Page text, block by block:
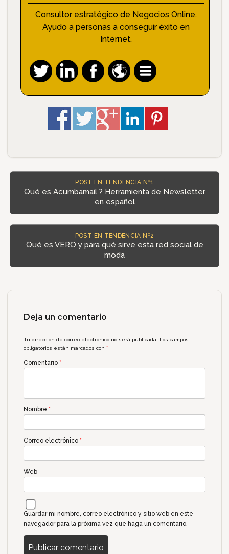
Consultor estratégico de Negocios Online.
Ayudo a personas a conseguir éxito en
Internet.
POST EN TENDENCIA Nº1
Qué es Acumbamail ? Herramienta de Newsletter
en español
POST EN TENDENCIA Nº2
Qué es VERO y para qué sirve esta red social de
moda
Deja un comentario
Tu dirección de correo electrónico no será publicada.
Los campos
obligatorios están marcados con*
Comentario *
Nombre *
Correo electrónico *
Web
Guardar mi nombre, correo electrónico y sitio web en este
navegador para la próxima vez que haga un comentario.